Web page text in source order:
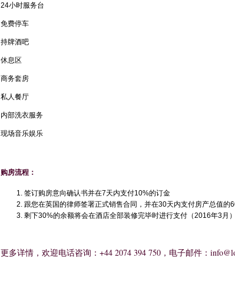
24小时服务台
免费停车
持牌酒吧
休息区
商务套房
私人餐厅
内部洗衣服务
现场音乐娱乐
购房流程：
签订购房意向确认书并在7天内支付10%的订金
跟您在英国的律师签署正式销售合同，并在30天内支付房产总值的
剩下30%的余额将会在酒店全部装修完毕时进行支付（2016年3月
更多详情，欢迎电话咨询： +44 2074 394 750，电子邮件：info